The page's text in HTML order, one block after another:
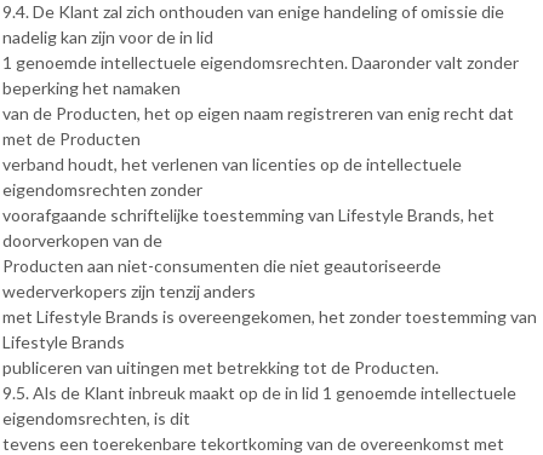
9.4. De Klant zal zich onthouden van enige handeling of omissie die
nadelig kan zijn voor de in lid
1 genoemde intellectuele eigendomsrechten. Daaronder valt zonder
beperking het namaken
van de Producten, het op eigen naam registreren van enig recht dat
met de Producten
verband houdt, het verlenen van licenties op de intellectuele
eigendomsrechten zonder
voorafgaande schriftelijke toestemming van Lifestyle Brands, het
doorverkopen van de
Producten aan niet-consumenten die niet geautoriseerde
wederverkopers zijn tenzij anders
met Lifestyle Brands is overeengekomen, het zonder toestemming van
Lifestyle Brands
publiceren van uitingen met betrekking tot de Producten.
9.5. Als de Klant inbreuk maakt op de in lid 1 genoemde intellectuele
eigendomsrechten, is dit
tevens een toerekenbare tekortkoming van de overeenkomst met